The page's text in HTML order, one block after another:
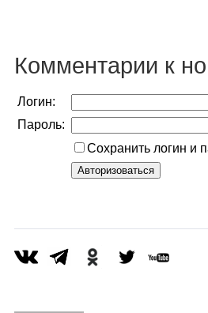
Объявления
Комментарии к
Логин:
Пароль:
Сохранить логин и